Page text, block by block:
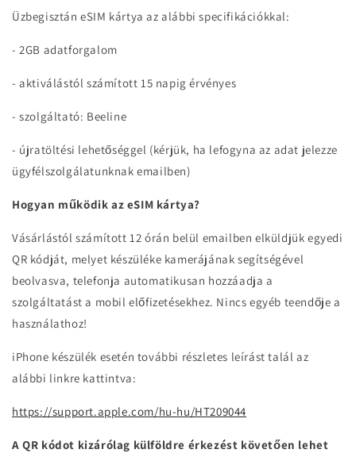
Üzbegisztán eSIM kártya az alábbi specifikációkkal:
- 2GB adatforgalom
- aktiválástól számított 15 napig érvényes
- szolgáltató: Beeline
- újratöltési lehetőséggel (kérjük, ha lefogyna az adat jelezze
ügyfélszolgálatunknak emailben)
Hogyan működik az eSIM kártya?
Vásárlástól számított 12 órán belül emailben elküldjük egyedi
QR kódját, melyet készüléke kamerájának segítségével
beolvasva, telefonja automatikusan hozzáadja a
szolgáltatást a mobil előfizetésekhez. Nincs egyéb teendője a
használathoz!
iPhone készülék esetén további részletes leírást talál az
alábbi linkre kattintva:
https://support.apple.com/hu-hu/HT209044
A QR kódot kizárólag külföldre érkezést követően lehet